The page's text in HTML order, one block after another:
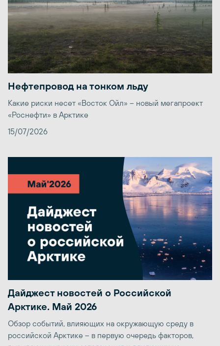
Нефтепровод на тонком льду
Какие риски несет «Восток Ойл» – новый мегапроект
«Роснефти» в Арктике
15/07/2026
Дайджест новостей о Российской
Арктике. Май 2026
Обзор событий, влияющих на окружающую среду в
российской Арктике – в первую очередь факторов,